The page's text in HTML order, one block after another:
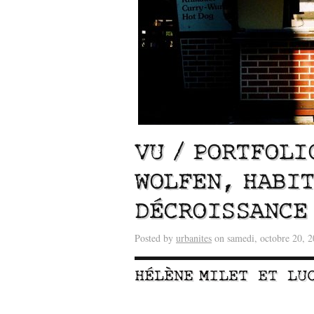
VU /
WOLFEN,
DÉCROISSANCE
Posted by urbanites on samedi, octobre 20,
HÉLÈNE MILETET
Lu /Sous le feu du
énergie des data centers